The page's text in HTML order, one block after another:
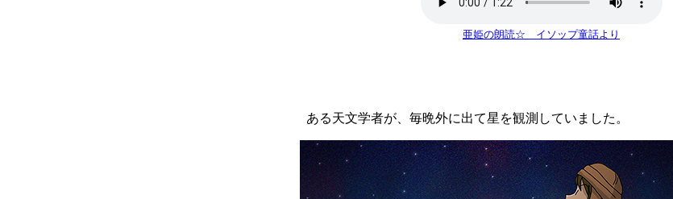
亜姫の朗読☆ イソップ童話より
ある天文学者が、毎晩外に出て星を観測していました。